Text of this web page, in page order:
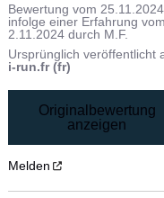
Bewertung vom 25.11.2024
infolge einer Erfahrung
2.11.2024 durch M.F.
Ursprünglich veröffentlicht
i-run.fr (fr)
Originalbewertung
anzeigen
Melden